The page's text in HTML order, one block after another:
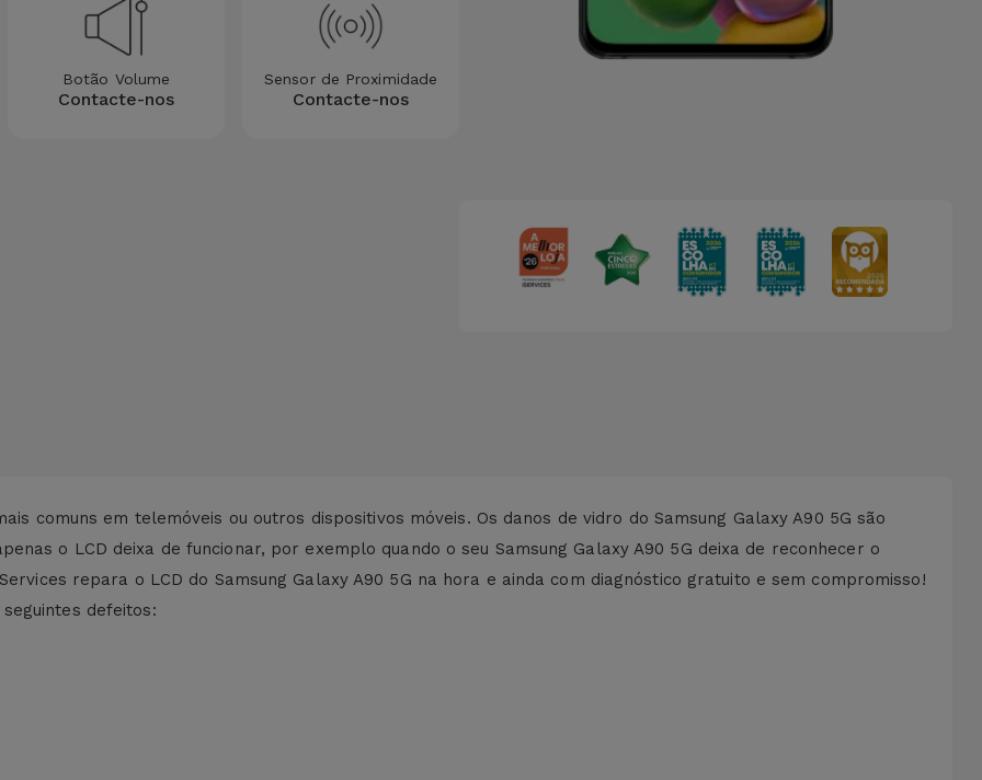
Botão Volume
Contacte-nos
Sensor de Proximidade
Contacte-nos
comuns em telemóveis ou outros dispositivos móveis. Os danos de vidro do Samsung Galaxy A90 5G são
o LCD deixa de funcionar, por exemplo quando o seu Samsung Galaxy A90 5G deixa de reconhecer o
repara o LCD do Samsung Galaxy A90 5G na hora e ainda com diagnóstico gratuito e sem compromisso!
defeitos: